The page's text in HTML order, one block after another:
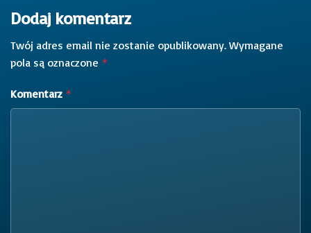
Dodaj komentarz
Twój adres email nie zostanie opublikowany. Wymagane
pola są oznaczone *
Komentarz *